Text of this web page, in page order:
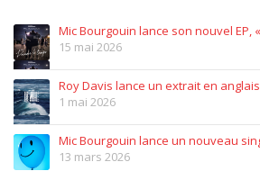
Mic Bourgouin lance son nouvel EP,
15 mai 2026
Roy Davis lance un extrait en
1 mai 2026
Mic Bourgouin lance un nouveau
13 mars 2026